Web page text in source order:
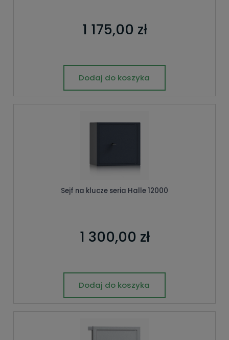
1 175,00 zł
Dodaj do koszyka
Sejf na klucze seria Halle 12000
1 300,00 zł
Dodaj do koszyka